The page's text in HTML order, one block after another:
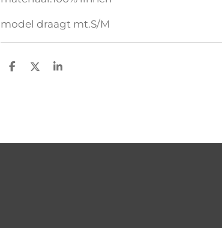
model draagt mt.S/M
D
D
S